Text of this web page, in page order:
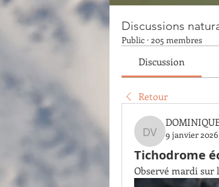
Discussions
Public · 205 membres
Discussion
Retour
DOMINIQUE
9 janvier 2026
Tichodrome
Observé mardi sur